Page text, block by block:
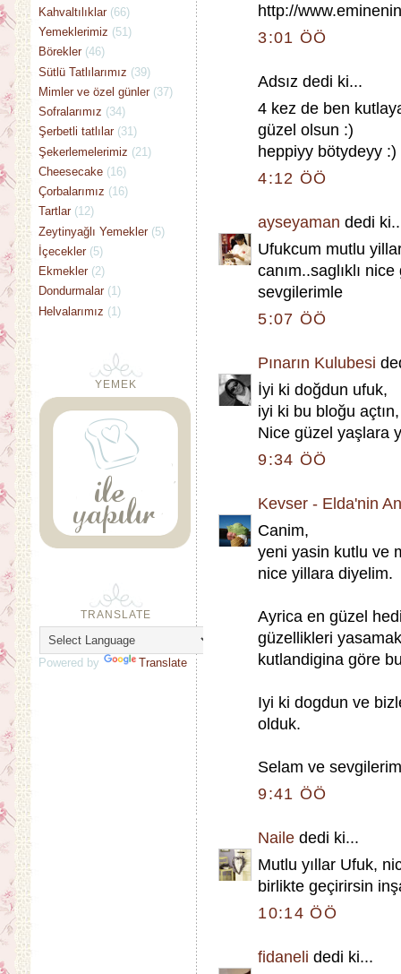
http://
3:01 ÖÖ
Adsız dedi ki...
4 kez de ben
güzel olsun :)
heppiyy bötydeyy :)
4:12 ÖÖ
ayseyaman dedi
Ufukcum mutlu
canım..saglıklı
sevgilerimle
5:07 ÖÖ
Pınarın Kulubesi
İyi ki doğdun ufuk,
iyi ki bu bloğu
Nice güzel yaşlara
9:34 ÖÖ
Kevser - Elda'nin
Canim,
yeni yasin kutlu ve
nice yillara diyelim.
Ayrica en güzel
güzellikleri
kutlandigina göre
Iyi ki dogdun ve
olduk.
Selam ve
9:41 ÖÖ
Naile dedi ki...
Mutlu yıllar Ufuk,
birlikte geçirirsin
10:14 ÖÖ
fidaneli dedi ki...
Kahvaltılıklar (66)
Yemeklerimiz (51)
Börekler (46)
Sütlü Tatlılarımız (39)
Mimler ve özel günler (37)
Sofralarımız (34)
Şerbetli tatlılar (31)
Şekerlemelerimiz (21)
Cheesecake (16)
Çorbalarımız (16)
Tartlar (12)
Zeytinyağlı Yemekler (5)
İçecekler (5)
Ekmekler (2)
Dondurmalar (1)
Helvalarımız (1)
YEMEK
TRANSLATE
Powered by Translate